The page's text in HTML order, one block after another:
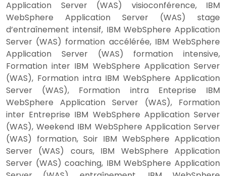
Application Server (WAS) visioconférence, IBM
WebSphere Application Server (WAS) stage
d’entraînement intensif, IBM WebSphere Application
Server (WAS) formation accélérée, IBM WebSphere
Application Server (WAS) formation intensive,
Formation inter IBM WebSphere Application Server
(WAS), Formation intra IBM WebSphere Application
Server (WAS), Formation intra Enteprise IBM
WebSphere Application Server (WAS), Formation
inter Entreprise IBM WebSphere Application Server
(WAS), Weekend IBM WebSphere Application Server
(WAS) formation, Soir IBM WebSphere Application
Server (WAS) cours, IBM WebSphere Application
Server (WAS) coaching, IBM WebSphere Application